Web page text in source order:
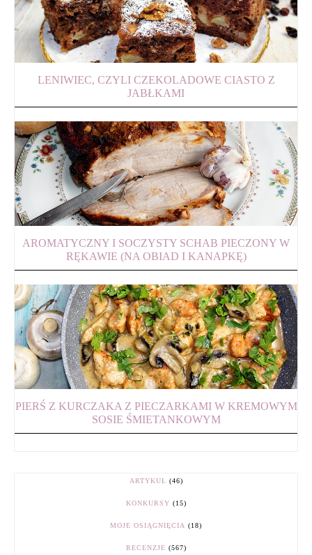
LENIWIEC, CZYLI CZEKOLADOWE CIASTO Z
JABŁKAMI
AROMATYCZNY I SOCZYSTY SCHAB PIECZONY W
RĘKAWIE (NA OBIAD I KANAPKĘ)
PIERŚ Z KURCZAKA Z PIECZARKAMI W KREMOWYM
SOSIE ŚMIETANKOWYM
ARTYKUŁ (46)
KONKURSY (15)
MOJE OSIĄGNIĘCIA (18)
RECENZJE (567)